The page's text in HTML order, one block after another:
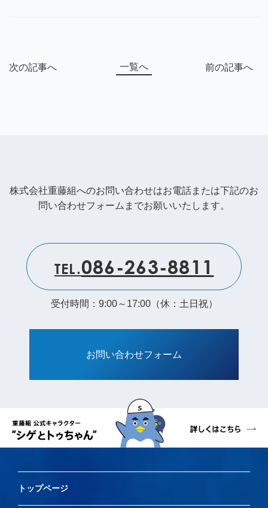
次の記事へ 一覧へ 前の記事へ
株式会社重藤組へのお問い合わせはお電話または下記のお
問い合わせフォームまでお願いいたします。
TEL.086-263-8811
受付時間：9:00～17:00（休：土日祝）
お問い合わせフォーム
トップページ